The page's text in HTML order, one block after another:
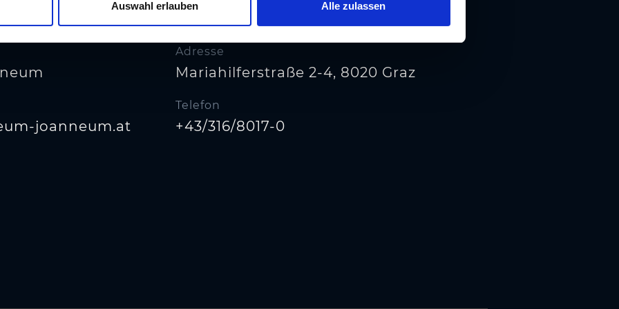
Auswahl erlauben Alle zulassen
Adresse
Mariahilferstraße 2-4, 8020 Graz
joanneum.at
Telefon
+43/316/8017-0